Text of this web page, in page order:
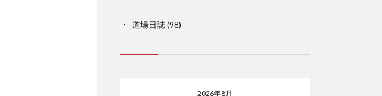
道場日誌(98)
2026年8月